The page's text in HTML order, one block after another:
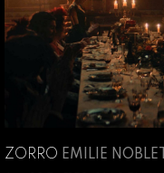
ZORRO EMILIE